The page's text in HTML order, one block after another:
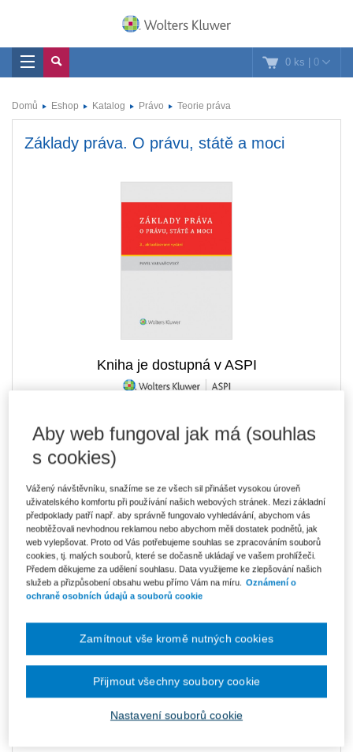
0 ks | 0
Domů Eshop Katalog Právo Teorie práva
Základy práva. O právu, státě a moci
Kniha je dostupná v ASPI
492 Kč
E-kniha Smarteca
V prodeji - ihned k dispozici
Co je Smarteca?
Upozorňujeme, že v období od 1.8. do 21.8. z technických
důvodů nemůžeme vystavovat daňové doklady. Budou vám
zaslány dodatečně e-mailem.
ks Vložit do košíku
Ukázka
Wolters Kluwer
Aby web fungoval jak má (souhlas
s cookies)
Vážený návštěvníku, snažíme se ze všech sil přinášet vysokou úroveň
uživatelského komfortu při používání našich webových stránek. Mezi základní
předpoklady patří např. aby správně fungovalo vyhledávání, abychom vás
neobtěžovali nevhodnou reklamou nebo abychom měli dostatek podnětů, jak
web vylepšovat. Proto od Vás potřebujeme souhlas se zpracováním souborů
cookies, tj. malých souborů, které se dočasně ukládají ve vašem prohlížeči.
Předem děkujeme za udělení souhlasu. Data využijeme ke zlepšování našich
služeb a přizpůsobení obsahu webu přímo Vám na míru.
Oznámení o
ochraně osobních údajů a souborů cookie
Nastavení souborů cookie
Zamítnout vše kromě nutných cookies
Přijmout všechny soubory cookie